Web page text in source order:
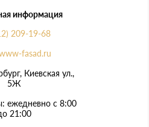
информация
209-19-68
fasad.ru
​Киевская ул.,
5Ж
ежедневно с 8:00
21:00